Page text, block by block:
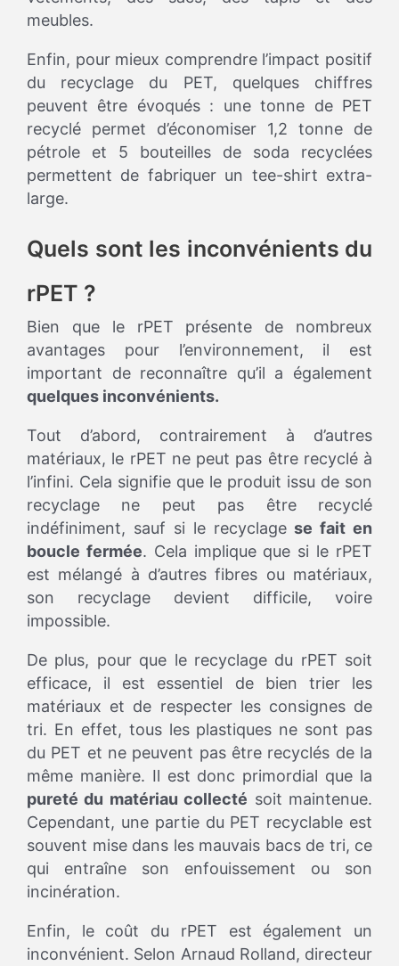
meubles.
Enfin, pour mieux comprendre l’impact positif
du recyclage du PET, quelques chiffres
peuvent être évoqués : une tonne de PET
recyclé permet d’économiser 1,2 tonne de
pétrole et 5 bouteilles de soda recyclées
permettent de fabriquer un tee-shirt extra-
large.
Quels sont les inconvénients du
rPET ?
Bien que le rPET présente de nombreux
avantages pour l’environnement, il est
important de reconnaître qu’il a également
quelques inconvénients.
Tout d’abord, contrairement à d’autres
matériaux, le rPET ne peut pas être recyclé à
l’infini. Cela signifie que le produit issu de son
recyclage ne peut pas être recyclé
indéfiniment, sauf si le recyclage se fait en
boucle fermée. Cela implique que si le rPET
est mélangé à d’autres fibres ou matériaux,
son recyclage devient difficile, voire
impossible.
De plus, pour que le recyclage du rPET soit
efficace, il est essentiel de bien trier les
matériaux et de respecter les consignes de
tri. En effet, tous les plastiques ne sont pas
du PET et ne peuvent pas être recyclés de la
même manière. Il est donc primordial que la
pureté du matériau collecté soit maintenue.
Cependant, une partie du PET recyclable est
souvent mise dans les mauvais bacs de tri, ce
qui entraîne son enfouissement ou son
incinération.
Enfin, le coût du rPET est également un
inconvénient. Selon Arnaud Rolland, directeur